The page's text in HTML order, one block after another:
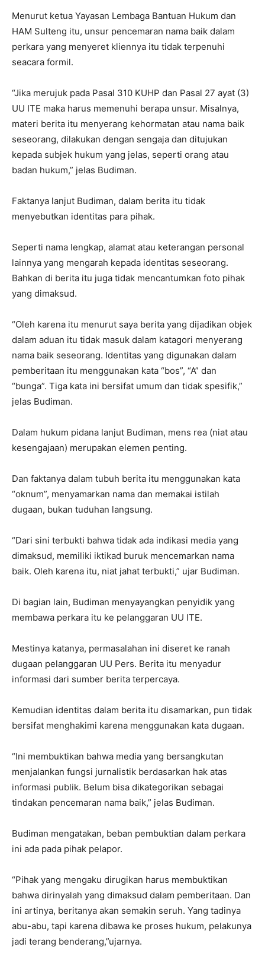
Menurut ketua Yayasan Lembaga Bantuan Hukum dan
HAM Sulteng itu, unsur pencemaran nama baik dalam
perkara yang menyeret kliennya itu tidak terpenuhi
seacara formil.
“Jika merujuk pada Pasal 310 KUHP dan Pasal 27 ayat (3)
UU ITE maka harus memenuhi berapa unsur. Misalnya,
materi berita itu menyerang kehormatan atau nama baik
seseorang, dilakukan dengan sengaja dan ditujukan
kepada subjek hukum yang jelas, seperti orang atau
badan hukum,” jelas Budiman.
Faktanya lanjut Budiman, dalam berita itu tidak
menyebutkan identitas para pihak.
Seperti nama lengkap, alamat atau keterangan personal
lainnya yang mengarah kepada identitas seseorang.
Bahkan di berita itu juga tidak mencantumkan foto pihak
yang dimaksud.
“Oleh karena itu menurut saya berita yang dijadikan objek
dalam aduan itu tidak masuk dalam katagori menyerang
nama baik seseorang. Identitas yang digunakan dalam
pemberitaan itu menggunakan kata “bos”, “A” dan
“bunga”. Tiga kata ini bersifat umum dan tidak spesifik,”
jelas Budiman.
Dalam hukum pidana lanjut Budiman, mens rea (niat atau
kesengajaan) merupakan elemen penting.
Dan faktanya dalam tubuh berita itu menggunakan kata
“oknum”, menyamarkan nama dan memakai istilah
dugaan, bukan tuduhan langsung.
“Dari sini terbukti bahwa tidak ada indikasi media yang
dimaksud, memiliki iktikad buruk mencemarkan nama
baik. Oleh karena itu, niat jahat terbukti,” ujar Budiman.
Di bagian lain, Budiman menyayangkan penyidik yang
membawa perkara itu ke pelanggaran UU ITE.
Mestinya katanya, permasalahan ini diseret ke ranah
dugaan pelanggaran UU Pers. Berita itu menyadur
informasi dari sumber berita terpercaya.
Kemudian identitas dalam berita itu disamarkan, pun tidak
bersifat menghakimi karena menggunakan kata dugaan.
“Ini membuktikan bahwa media yang bersangkutan
menjalankan fungsi jurnalistik berdasarkan hak atas
informasi publik. Belum bisa dikategorikan sebagai
tindakan pencemaran nama baik,” jelas Budiman.
Budiman mengatakan, beban pembuktian dalam perkara
ini ada pada pihak pelapor.
“Pihak yang mengaku dirugikan harus membuktikan
bahwa dirinyalah yang dimaksud dalam pemberitaan. Dan
ini artinya, beritanya akan semakin seruh. Yang tadinya
abu-abu, tapi karena dibawa ke proses hukum, pelakunya
jadi terang benderang,”ujarnya.